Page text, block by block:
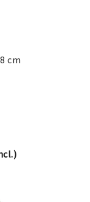
cm
188,76 €